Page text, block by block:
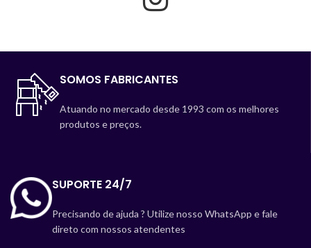
SOMOS FABRICANTES
Atuando no mercado desde 1993 com os melhores
produtos e preços.
SUPORTE 24/7
Precisando de ajuda ? Utilize nosso WhatsApp e fale
direto com nossos atendentes